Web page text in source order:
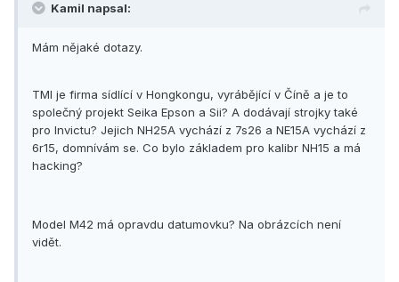
Kamil napsal:
Mám nějaké dotazy.
TMI je firma sídlící v Hongkongu, vyrábějící v Číně a je to
společný projekt Seika Epson a Sii? A dodávají strojky také
pro Invictu? Jejich NH25A vychází z 7s26 a NE15A vychází z
6r15, domnívám se. Co bylo základem pro kalibr NH15 a má
hacking?
Model M42 má opravdu datumovku? Na obrázcích není
vidět.